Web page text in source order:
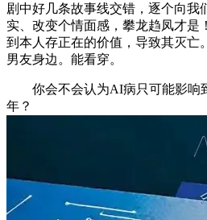
剧中好几条故事线交错，逐个向我
实、改变个情面感，攀龙趋凤才是
到本人存正在的价值，导致其灭亡
男友身边。能看穿。
你会不会认为AI病只可能影响
年？